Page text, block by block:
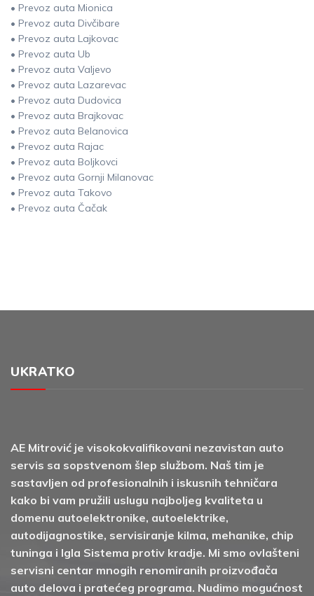
• Prevoz auta Mionica
• Prevoz auta Divčibare
• Prevoz auta Lajkovac
• Prevoz auta Ub
• Prevoz auta Valjevo
• Prevoz auta Lazarevac
• Prevoz auta Dudovica
• Prevoz auta Brajkovac
• Prevoz auta Belanovica
• Prevoz auta Rajac
• Prevoz auta Boljkovci
• Prevoz auta Gornji Milanovac
• Prevoz auta Takovo
• Prevoz auta Čačak
UKRATKO
AE Mitrović je visokokvalifikovani nezavistan auto
servis sa sopstvenom šlep službom. Naš tim je
sastavljen od profesionalnih i iskusnih tehničara
kako bi vam pružili uslugu najboljeg kvaliteta u
domenu autoelektronike, autoelektrike,
autodijagnostike, servisiranje kilma, mehanike, chip
tuninga i Igla Sistema protiv kradje. Mi smo ovlašteni
servisni centar mnogih renomiranih proizvođača
auto delova i pratećeg programa. Nudimo mogućnost